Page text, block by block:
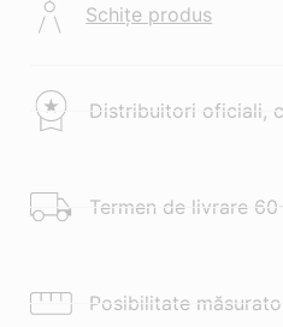
Schițe produs
Distribuitori oficiali,
Termen de livrare
Posibilitate